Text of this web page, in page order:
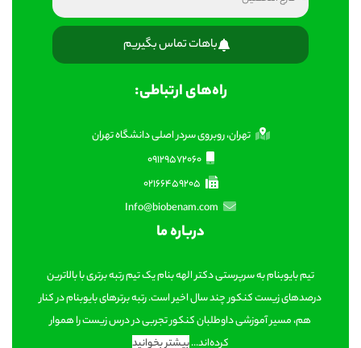
باهات تماس بگیریم
راه‌های ارتباطی:
تهران، روبروی سردر اصلی دانشگاه تهران
09129572060
درباره ما
تیم بایوبنام به سرپرستی دکتر الهه بنام یک تیم رتبه برتری با بالاترین
درصدهای زیست کنکور چند سال اخیر است. رتبه برترهای بایوبنام در کنار
هم، مسیر آموزشی داوطلبان کنکور تجربی در درس زیست را هموار
کرده‌اند...بیشتر بخوانید